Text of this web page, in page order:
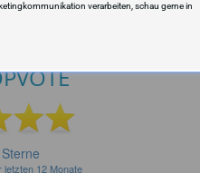
verarbeiten, schau gerne in